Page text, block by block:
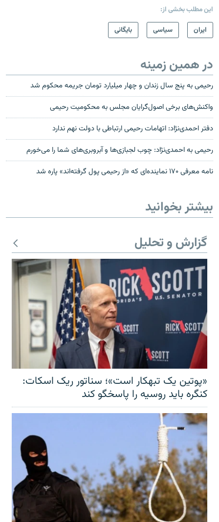
این مطلب بخشی از:
ايران
سیاسی بایگانی
در همین زمینه
رحیمی به پنج سال زندان و چهار میلیارد تومان جریمه محکوم شد
واکنش‌های برخی اصول‌گرایان مجلس به محکومیت رحیمی
دفتر احمدی‌نژاد: اتهامات رحیمی ارتباطی با دولت نهم ندارد
رحیمی به احمدی‌نژاد: چوب لجبازی‌ها و آبروبری‌های شما را می‌خورم
نامه معرفی ۱۷۰ نماینده‌ای که «از رحیمی پول گرفته‌اند» پاره شد
بیشتر بخوانید
گزارش و تحلیل
«پوتین یک تبهکار است»؛ سناتور ریک اسکات:
کنگره باید روسیه را پاسخگو کند